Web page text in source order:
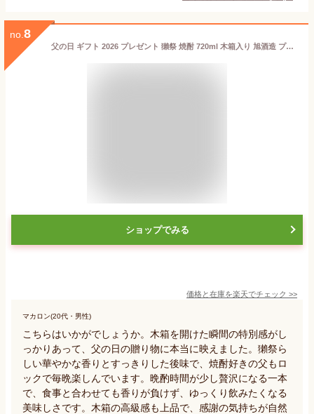
no. 8
父の日 ギフト 2026 プレゼント 獺祭 焼酎 720ml 木箱入り 旭酒造 プレミアム 焼酎 焼酎ギフト お酒 酒 贈り物 男性 父 お父さん 義父 高級 誕生日 お中元 御中元 送料無料26t
ショップでみる
価格と在庫を楽天でチェック >>
マカロン(20代・男性)
こちらはいかがでしょうか。木箱を開けた瞬間の特別感がし
っかりあって、父の日の贈り物に本当に映えました。獺祭ら
しい華やかな香りとすっきりした後味で、焼酎好きの父もロ
ックで毎晩楽しんでいます。晩酌時間が少し贅沢になる一本
で、食事と合わせても香りが負けず、ゆっくり飲みたくなる
美味しさです。木箱の高級感も上品で、感謝の気持ちが自然